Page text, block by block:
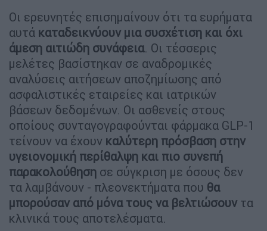
Οι ερευνητές επισημαίνουν ότι τα ευρήματα
αυτά καταδεικνύουν μια συσχέτιση και όχι
άμεση αιτιώδη συνάφεια. Οι τέσσερις
μελέτες βασίστηκαν σε αναδρομικές
αναλύσεις αιτήσεων αποζημίωσης από
ασφαλιστικές εταιρείες και ιατρικών
βάσεων δεδομένων. Οι ασθενείς στους
οποίους συνταγογραφούνται φάρμακα GLP-1
τείνουν να έχουν καλύτερη πρόσβαση στην
υγειονομική περίθαλψη και πιο συνεπή
παρακολούθηση σε σύγκριση με όσους δεν
τα λαμβάνουν - πλεονεκτήματα που θα
μπορούσαν από μόνα τους να βελτιώσουν τα
κλινικά τους αποτελέσματα.